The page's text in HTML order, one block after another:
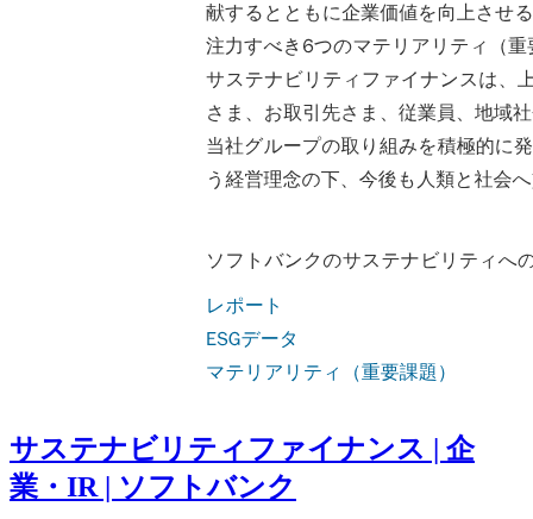
サステナビリティファイナンス | 企
業・IR | ソフトバンク